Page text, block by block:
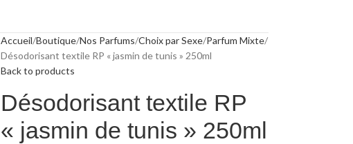
Accueil Boutique Nos Parfums Choix par Sexe Parfum Mixte
Désodorisant textile RP « jasmin de tunis » 250ml
Back to products
Désodorisant textile RP
« jasmin de tunis » 250ml